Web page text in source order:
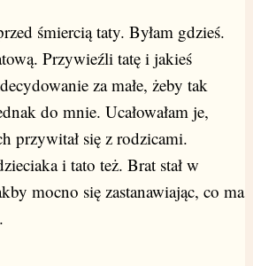
śmiercią taty. Byłam gdzieś.
Przywieźli tatę i jakieś
za małe, żeby tak
do mnie. Ucałowałam je,
przywitał się z rodzicami.
i tato też. Brat stał w
mocno się zastanawiając, co ma